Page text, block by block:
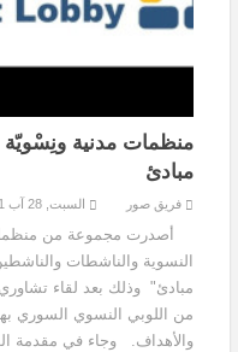
منظمات مدنية ونِسْويّة
مبادئ
فريق صور السبت, 28 آب 2021
أصدرت مجموعة من
النسوية والناشطات
من اللوبي النسوي السوري
والأهداف. وجاء في مقدمة